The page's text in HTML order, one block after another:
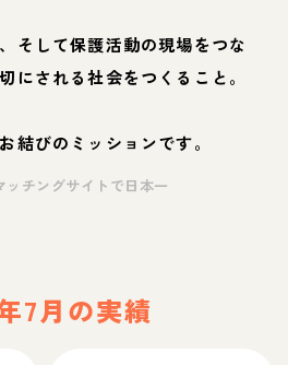
そして保護活動の現場をつな
にされる社会をつくること。
結びのミッションです。
チングサイトで日本一
7月の実績